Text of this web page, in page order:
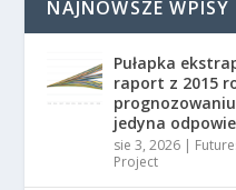
NAJNOWSZE WPISY
Pułapka
raport z 2015
jedyna
sie 3, 2026 |
Project